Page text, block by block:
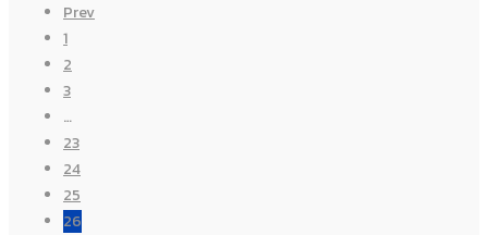
Prev
1
2
3
…
23
24
25
26